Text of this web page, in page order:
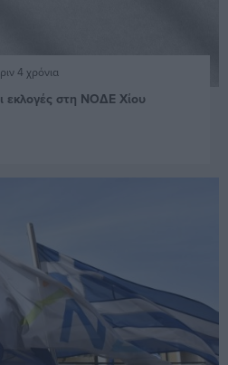
4 χρόνια
εκλογές στη ΝΟΔΕ Χίου